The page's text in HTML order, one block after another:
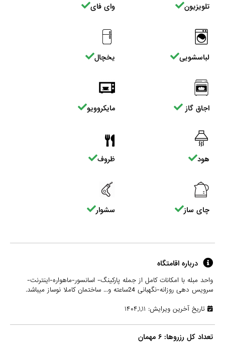
تلویزیون وای فای
لباسشویی یخچال
اجاق گاز مایکروویو
هود ظروف
چای ساز سشوار
درباره اقامتگاه
واحد مبله با امکانات کامل از جمله پارکینگ- اسانسور-ماهواره-اینترنت-
سرویس دهی روزانه-نگهبانی 24ساعته و... ساختمان کاملا نوساز میباشد.
تاریخ آخرین ویرایش: ۱۴۰۴,۱,۱۱
تعداد کل رزروها: ۶ مهمان